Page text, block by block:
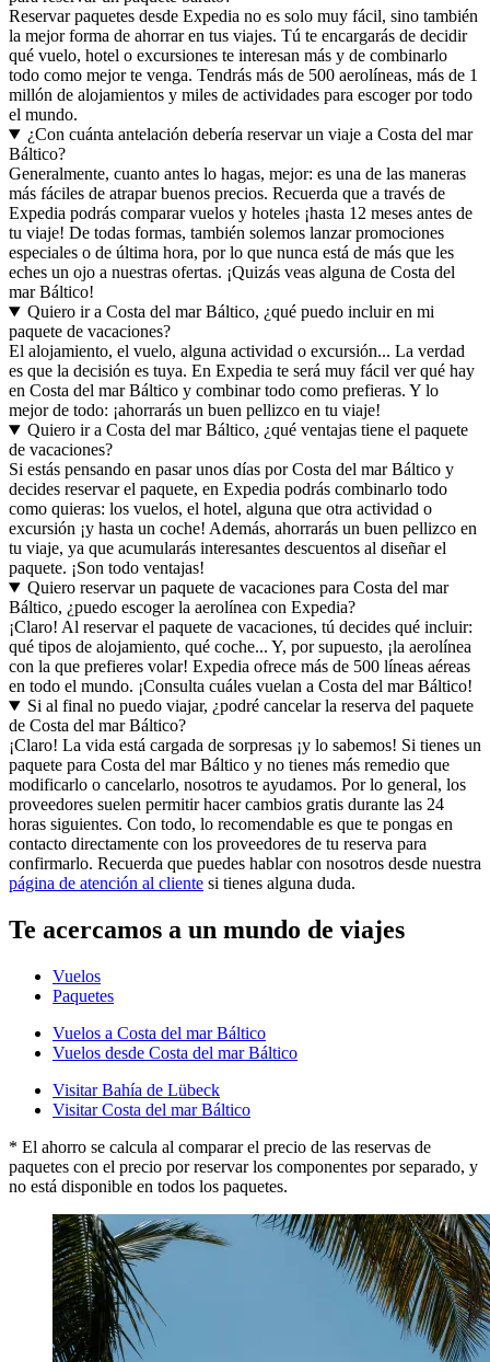
Reservar paquetes desde Expedia no es solo muy fácil, sino también
la mejor forma de ahorrar en tus viajes. Tú te encargarás de decidir
qué vuelo, hotel o excursiones te interesan más y de combinarlo
todo como mejor te venga. Tendrás más de 500 aerolíneas, más de 1
millón de alojamientos y miles de actividades para escoger por todo
el mundo.
¿Con cuánta antelación debería reservar un viaje a Costa del mar
Báltico?
Generalmente, cuanto antes lo hagas, mejor: es una de las maneras
más fáciles de atrapar buenos precios. Recuerda que a través de
Expedia podrás comparar vuelos y hoteles ¡hasta 12 meses antes de
tu viaje! De todas formas, también solemos lanzar promociones
especiales o de última hora, por lo que nunca está de más que les
eches un ojo a nuestras ofertas. ¡Quizás veas alguna de Costa del
mar Báltico!
Quiero ir a Costa del mar Báltico, ¿qué puedo incluir en mi
paquete de vacaciones?
El alojamiento, el vuelo, alguna actividad o excursión... La verdad
es que la decisión es tuya. En Expedia te será muy fácil ver qué hay
en Costa del mar Báltico y combinar todo como prefieras. Y lo
mejor de todo: ¡ahorrarás un buen pellizco en tu viaje!
Quiero ir a Costa del mar Báltico, ¿qué ventajas tiene el paquete
de vacaciones?
Si estás pensando en pasar unos días por Costa del mar Báltico y
decides reservar el paquete, en Expedia podrás combinarlo todo
como quieras: los vuelos, el hotel, alguna que otra actividad o
excursión ¡y hasta un coche! Además, ahorrarás un buen pellizco en
tu viaje, ya que acumularás interesantes descuentos al diseñar el
paquete. ¡Son todo ventajas!
Quiero reservar un paquete de vacaciones para Costa del mar
Báltico, ¿puedo escoger la aerolínea con Expedia?
¡Claro! Al reservar el paquete de vacaciones, tú decides qué incluir:
qué tipos de alojamiento, qué coche... Y, por supuesto, ¡la aerolínea
con la que prefieres volar! Expedia ofrece más de 500 líneas aéreas
en todo el mundo. ¡Consulta cuáles vuelan a Costa del mar Báltico!
Si al final no puedo viajar, ¿podré cancelar la reserva del paquete
de Costa del mar Báltico?
¡Claro! La vida está cargada de sorpresas ¡y lo sabemos! Si tienes un
paquete para Costa del mar Báltico y no tienes más remedio que
modificarlo o cancelarlo, nosotros te ayudamos. Por lo general, los
proveedores suelen permitir hacer cambios gratis durante las 24
horas siguientes. Con todo, lo recomendable es que te pongas en
contacto directamente con los proveedores de tu reserva para
confirmarlo. Recuerda que puedes hablar con nosotros desde nuestra
página de atención al cliente si tienes alguna duda.
Te acercamos a un mundo de viajes
Vuelos
Paquetes
Vuelos a Costa del mar Báltico
Vuelos desde Costa del mar Báltico
Visitar Bahía de Lübeck
Visitar Costa del mar Báltico
* El ahorro se calcula al comparar el precio de las reservas de
paquetes con el precio por reservar los componentes por separado, y
no está disponible en todos los paquetes.